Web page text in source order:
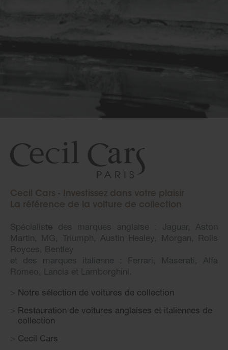
Spécialiste des marques anglaise : Jaguar, Aston
Martin, MG, Triumph, Austin Healey, Morgan, Rolls
Royces, Bentley
et des marques italienne : Ferrari, Maserati, Alfa
Romeo, Lancia et Lamborghini.
Notre sélection de voitures de collection
Restauration de voitures anglaises et italiennes de
collection
Cecil Cars